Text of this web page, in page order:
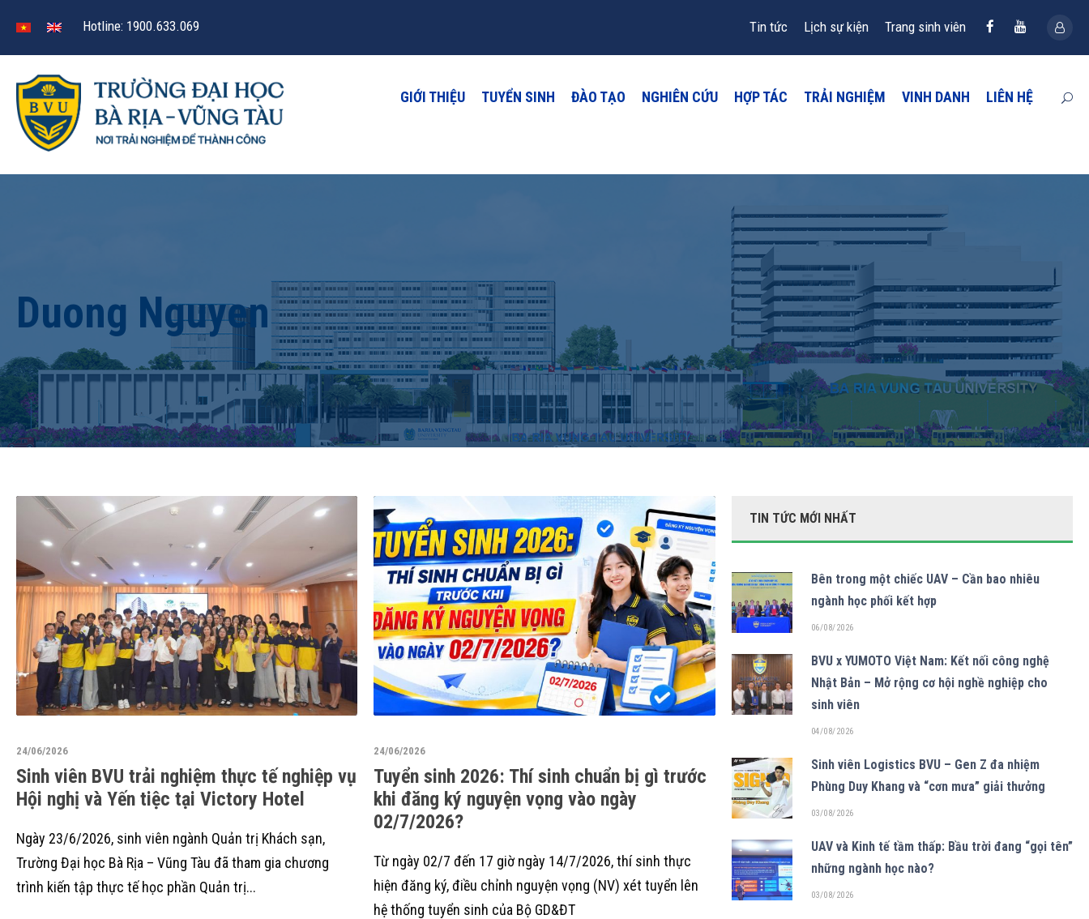
Hotline: 1900.633.069 Tin tức Lịch sự kiện Trang sinh viên
GIỚI THIỆU TUYỂN SINH ĐÀO TẠO NGHIÊN CỨU HỢP TÁC TRẢI NGHIỆM VINH DANH LIÊN HỆ
Duong Nguyen
24/06/2026
Sinh viên BVU trải nghiệm thực tế nghiệp vụ
Hội nghị và Yến tiệc tại Victory Hotel
Ngày 23/6/2026, sinh viên ngành Quản trị Khách sạn,
Trường Đại học Bà Rịa – Vũng Tàu đã tham gia chương
trình kiến tập thực tế học phần Quản trị...
24/06/2026
Tuyển sinh 2026: Thí sinh chuẩn bị gì trước
khi đăng ký nguyện vọng vào ngày
02/7/2026?
Từ ngày 02/7 đến 17 giờ ngày 14/7/2026, thí sinh thực
hiện đăng ký, điều chỉnh nguyện vọng (NV) xét tuyển lên
hệ thống tuyển sinh của Bộ GD&ĐT
TIN TỨC MỚI NHẤT
Bên trong một chiếc UAV – Cần bao nhiêu
ngành học phối kết hợp
06/08/2026
BVU x YUMOTO Việt Nam: Kết nối công nghệ
Nhật Bản – Mở rộng cơ hội nghề nghiệp cho
sinh viên
04/08/2026
Sinh viên Logistics BVU – Gen Z đa nhiệm
Phùng Duy Khang và “cơn mưa” giải thưởng
03/08/2026
UAV và Kinh tế tầm thấp: Bầu trời đang “gọi tên”
những ngành học nào?
03/08/2026